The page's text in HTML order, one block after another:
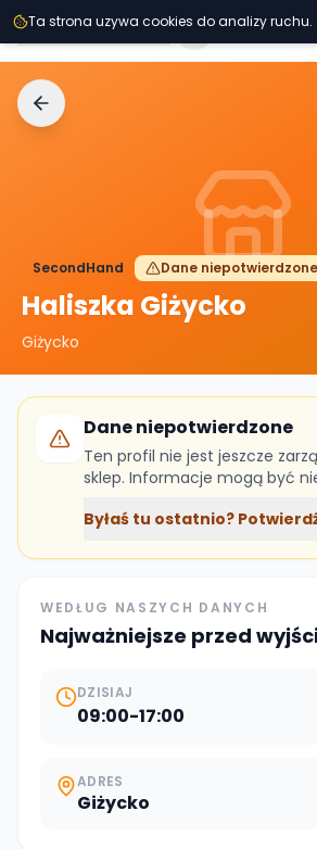
Przejdz do tresci
SecondHandy
SecondHand Dane niepotwierdzone
Haliszka Giżycko
Giżycko
Dane niepotwierdzone
Ten profil nie jest jeszcze
sklep. Informacje mogą być
Byłaś tu ostatnio?
WEDŁUG NASZYCH DANYCH
Najważniejsze przed
DZISIAJ
09:00-17:00
ADRES
Giżycko
Ta strona uzywa cookies do analizy ruchu.